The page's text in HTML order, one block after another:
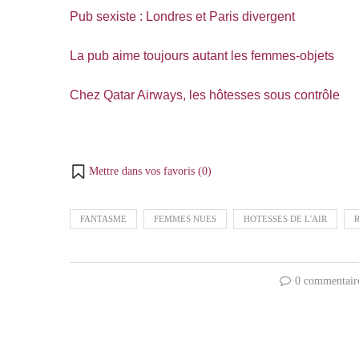
Pub sexiste : Londres et Paris divergent
La pub aime toujours autant les femmes-objets
Chez Qatar Airways, les hôtesses sous contrôle
Mettre dans vos favoris (0)
FANTASME FEMMES NUES HOTESSES DE L'AIR
0